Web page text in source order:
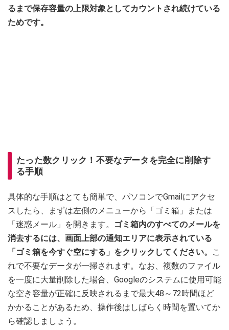
るまで保存容量の上限対象としてカウントされ続けている
ためです。
たった数クリック！不要なデータを完全に削除す
る手順
具体的な手順はとても簡単で、パソコンでGmailにアクセ
スしたら、まずは左側のメニューから「ゴミ箱」または
「迷惑メール」を開きます。
ゴミ箱内のすべてのメールを
消去するには、画面上部の通知エリアに表示されている
「ゴミ箱を今すぐ空にする」をクリックしてください。
こ
れで不要なデータが一掃されます。なお、複数のファイル
を一度に大量削除した場合、Googleのシステムに使用可能
な空き容量が正確に反映されるまで最大48～72時間ほど
かかることがあるため、操作後はしばらく時間を置いてか
ら確認しましょう。